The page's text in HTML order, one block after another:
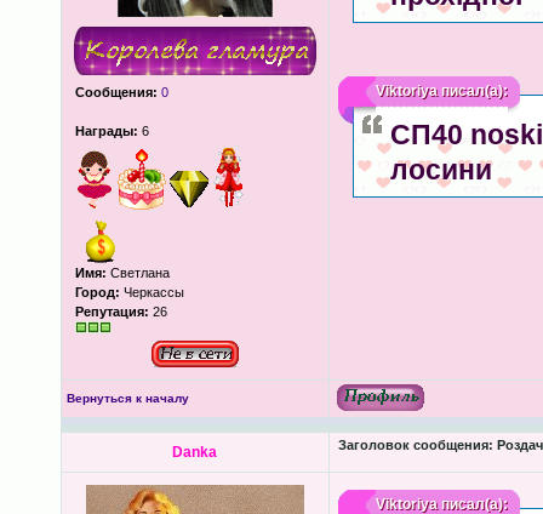
Сообщения: 0
Награды: 6
Имя: Светлана
Город: Черкассы
Репутация: 26
Viktoriyaписал(а):
СП40
лосини
Вернуться к началу
Danka Заголовок сообщения:
Viktoriyaписал(а):